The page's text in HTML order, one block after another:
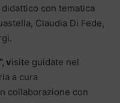
con tematica
Claudia Di Fede,
visite guidate nel
a cura
collaborazione con